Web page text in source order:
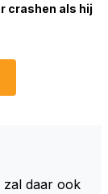
crashen als hij
zal daar ook